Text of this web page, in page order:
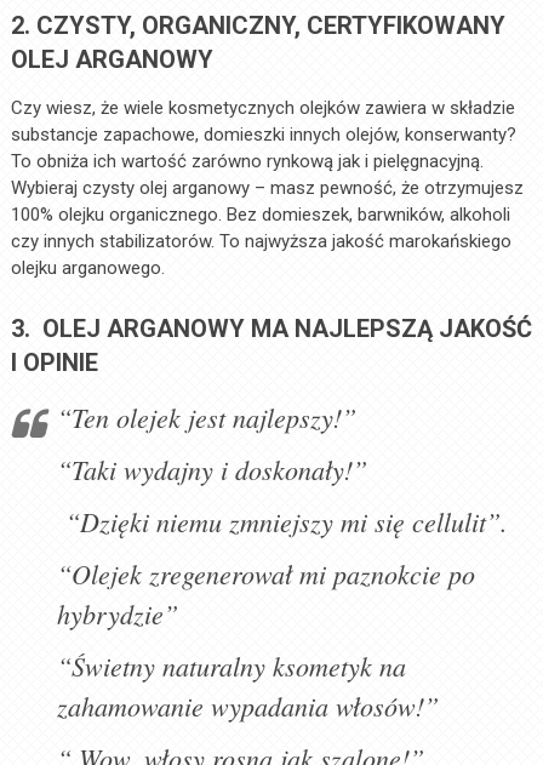
2. CZYSTY, ORGANICZNY, CERTYFIKOWANY
OLEJ ARGANOWY
Czy wiesz, że wiele kosmetycznych olejków zawiera w składzie
substancje zapachowe, domieszki innych olejów, konserwanty?
To obniża ich wartość zarówno rynkową jak i pielęgnacyjną.
Wybieraj czysty olej arganowy – masz pewność, że otrzymujesz
100% olejku organicznego. Bez domieszek, barwników, alkoholi
czy innych stabilizatorów. To najwyższa jakość marokańskiego
olejku arganowego.
3. OLEJ ARGANOWY MA NAJLEPSZĄ JAKOŚĆ
I OPINIE
“Ten olejek jest najlepszy!”
“Taki wydajny i doskonały!”
“Dzięki niemu zmniejszy mi się cellulit”.
“Olejek zregenerował mi paznokcie po
hybrydzie”
“Świetny naturalny ksometyk na
zahamowanie wypadania włosów!”